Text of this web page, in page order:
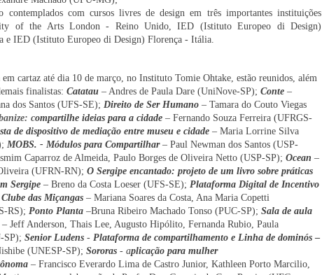
contemplados com cursos livres de design em três importantes instituições
of the Arts London - Reino Unido, IED (Istituto Europeo di Design)
e IED (Istituto Europeo di Design) Florença - Itália.
cartaz até dia 10 de março, no Instituto Tomie Ohtake, estão reunidos, além
finalistas: Catatau – Andres de Paula Dare (UniNove-SP); Conte –
dos Santos (UFS-SE); Direito de Ser Humano – Tamara do Couto Viegas
compartilhe ideias para a cidade – Fernando Souza Ferreira (UFRGS-
de dispositivo de mediação entre museu e cidade – Maria Lorrine Silva
MOBS. - Módulos para Compartilhar – Paul Newman dos Santos (USP-
Caparroz de Almeida, Paulo Borges de Oliveira Netto (USP-SP); Ocean –
(UFRN-RN); O Sergipe encantado: projeto de um livro sobre práticas
Sergipe – Breno da Costa Loeser (UFS-SE); Plataforma Digital de Incentivo
das Miçangas – Mariana Soares da Costa, Ana Maria Copetti
RS); Ponto Planta –Bruna Ribeiro Machado Tonso (PUC-SP); Sala de aula
– Jeff Anderson, Thais Lee, Augusto Hipólito, Fernanda Rubio, Paula
SP); Senior Ludens - Plataforma de compartilhamento e Linha de dominós –
(UNESP-SP); Sororas - aplicação para mulher
– Francisco Everardo Lima de Castro Junior, Kathleen Porto Marcilio,